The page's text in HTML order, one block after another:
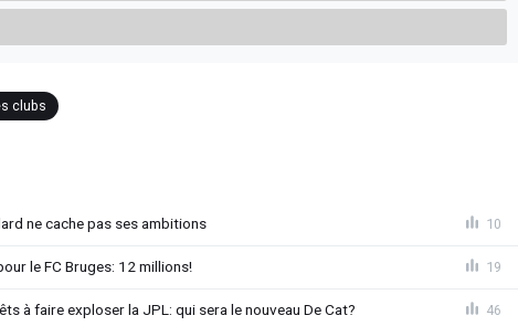
clubs
ne cache pas ses ambitions 10
le FC Bruges: 12 millions! 19
à faire exploser la JPL: qui sera le nouveau De Cat? 46